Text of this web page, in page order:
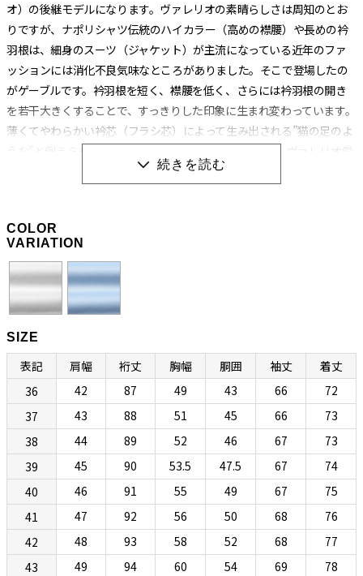
オ）の後継モデルになります。ヴァレリオの素晴らしさは周知のとお
りですが、ナポリシャツ伝統のハイカラー（高めの襟腰）や長めの衿
羽根は、細身のスーツ（ジャケット）が主流になっている近年のファ
ッションには消化不良気味なところがありました。そこで登場したの
がゲーブルです。衿羽根を短く、襟腰を低く、さらには衿羽根の開き
を若干大きくすることで、すっきりした印象に生まれ変わっています。
薄くてやわらかい衿芯（フラシ芯）によって生み出される”猫の足のよ
用者にも気に入って頂けると思います。色気と艶のあるイタリアンスタ
ンオフ問わず活躍します。
“動きやすさ”と“美しさ”を合わせ持つ究極のスリム
ボディ「EV」
ボディ（フィッティング）は、ボレッリの新基軸「EVボディ（SLIM
FIT）」になります。肩まわり、胸まわり、どちらもコンパクトな設計
なのですが、従来のSNボディのようなタイトな作りではなく、多少の
遊びが設けられています。このためストレスなく着られます。そのぶ
ん背面ダーツによってウエストを絞り、セクシーかつスタイリッシュ
に見せています。アームが上付きでカマが小さめに設計されているの
で袖付けまわりに不自然なシワが生まれず、すっきりキレイに見える
こともポイントです。熟練したシャツ職人の手縫いによるイセ込んだ
肩と袖の後付けによって高い運動性を実現しているあたりに老舗カミ
チェリアの矜持が感じられます。“動きやすさ”と“美しさ”を合わせ持
つ、究極のスリムボディになるとお考えください。
COLOR
VARIATION
SIZE
表記 肩幅 裄丈 胸幅 胴囲 袖丈
着丈
36
42 87 49 43 66
72
37
43 88 51 45 66
73
38
44 89 52 46 67
73
39
45 90 53.5 47.5 67
74
40
46 91 55 49 67
75
41
47 92 56 50 68
76
42
48 93 58 52 68
77
43
49 94 60 54 69 78